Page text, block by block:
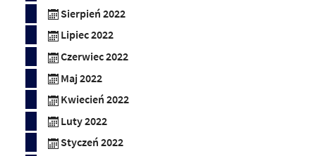
Sierpień 2022
Lipiec 2022
Czerwiec 2022
Maj 2022
Kwiecień 2022
Luty 2022
Styczeń 2022